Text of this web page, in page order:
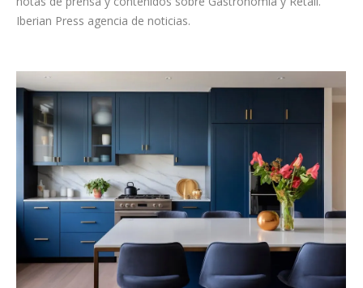
Iberian Press agencia de noticias.